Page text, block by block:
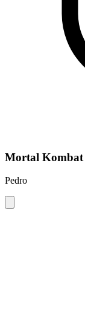
Mortal Kombat
Pedro